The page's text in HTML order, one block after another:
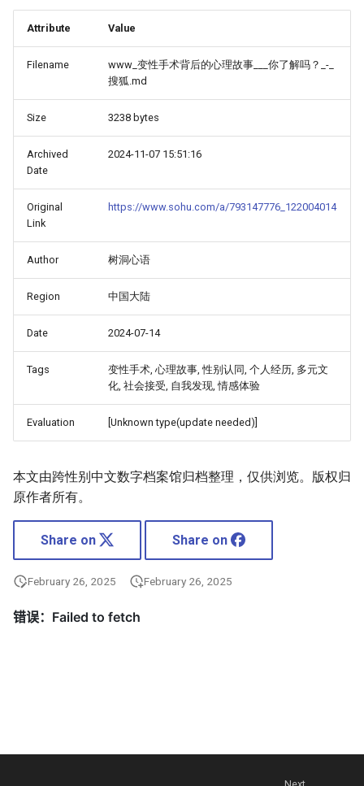
Attribute Value
Filename
www_变性手术背后的心理故事___你了解吗？_-_
搜狐.md
Size 3238 bytes
Archived
Date
2024-11-07 15:51:16
Original
Link
https://www.sohu.com/a/793147776_122004014
Author 树洞心语
Region 中国大陆
Date 2024-07-14
Tags
变性手术, 心理故事, 性别认同, 个人经历, 多元文
化, 社会接受, 自我发现, 情感体验
Evaluation [Unknown type(update needed)]
本文由跨性别中文数字档案馆归档整理，仅供浏览。版权归
原作者所有。
Share on Share on
February 26, 2025 February 26, 2025